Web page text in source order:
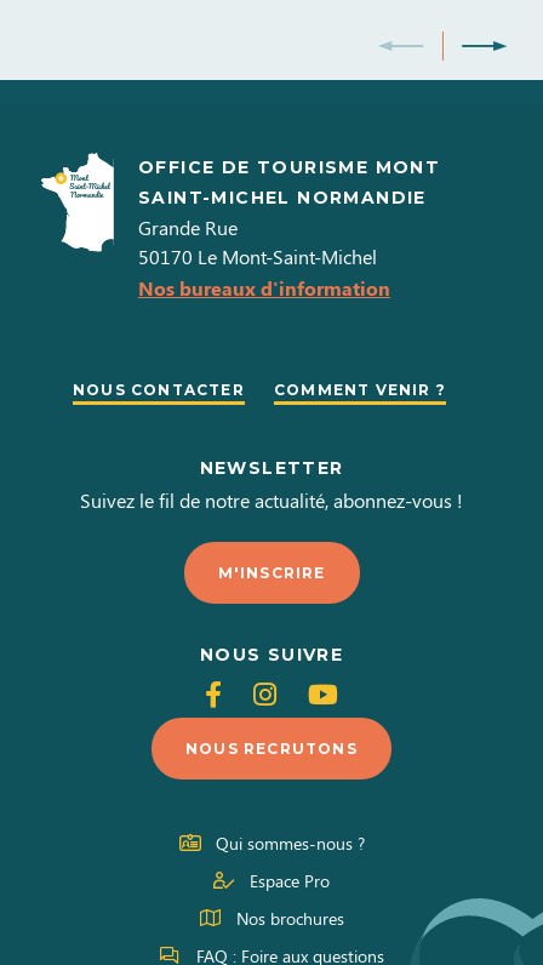
OFFICE DE TOURISME MONT
SAINT-MICHEL NORMANDIE
Grande Rue
50170 Le Mont-Saint-Michel
Nos bureaux d'information
NOUS CONTACTER COMMENT VENIR ?
NEWSLETTER
Suivez le fil de notre actualité, abonnez-vous !
M'INSCRIRE
NOUS SUIVRE
Suivez-
nous
sur
Facebook
Suivez-
nous
sur
Instagram
Suivez-
nous
sur
Youtube
NOUS RECRUTONS
Qui sommes-nous ?
Espace Pro
Nos brochures
FAQ : Foire aux questions